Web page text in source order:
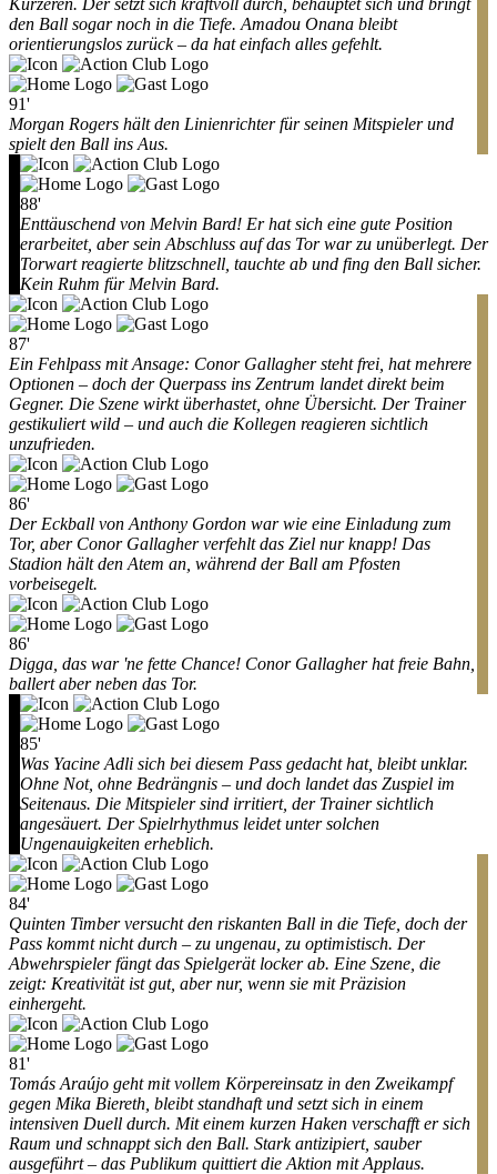
Kürzeren. Der setzt sich kraftvoll durch, behauptet sich und bringt
den Ball sogar noch in die Tiefe. Amadou Onana bleibt
orientierungslos zurück – da hat einfach alles gefehlt.
91'
Morgan Rogers hält den Linienrichter für seinen Mitspieler und
spielt den Ball ins Aus.
88'
Enttäuschend von Melvin Bard! Er hat sich eine gute Position
erarbeitet, aber sein Abschluss auf das Tor war zu unüberlegt. Der
Torwart reagierte blitzschnell, tauchte ab und fing den Ball sicher.
Kein Ruhm für Melvin Bard.
87'
Ein Fehlpass mit Ansage: Conor Gallagher steht frei, hat mehrere
Optionen – doch der Querpass ins Zentrum landet direkt beim
Gegner. Die Szene wirkt überhastet, ohne Übersicht. Der Trainer
gestikuliert wild – und auch die Kollegen reagieren sichtlich
unzufrieden.
86'
Der Eckball von Anthony Gordon war wie eine Einladung zum
Tor, aber Conor Gallagher verfehlt das Ziel nur knapp! Das
Stadion hält den Atem an, während der Ball am Pfosten
vorbeisegelt.
86'
Digga, das war 'ne fette Chance! Conor Gallagher hat freie Bahn,
ballert aber neben das Tor.
85'
Was Yacine Adli sich bei diesem Pass gedacht hat, bleibt unklar.
Ohne Not, ohne Bedrängnis – und doch landet das Zuspiel im
Seitenaus. Die Mitspieler sind irritiert, der Trainer sichtlich
angesäuert. Der Spielrhythmus leidet unter solchen
Ungenauigkeiten erheblich.
84'
Quinten Timber versucht den riskanten Ball in die Tiefe, doch der
Pass kommt nicht durch – zu ungenau, zu optimistisch. Der
Abwehrspieler fängt das Spielgerät locker ab. Eine Szene, die
zeigt: Kreativität ist gut, aber nur, wenn sie mit Präzision
einhergeht.
81'
Tomás Araújo geht mit vollem Körpereinsatz in den Zweikampf
gegen Mika Biereth, bleibt standhaft und setzt sich in einem
intensiven Duell durch. Mit einem kurzen Haken verschafft er sich
Raum und schnappt sich den Ball. Stark antizipiert, sauber
ausgeführt – das Publikum quittiert die Aktion mit Applaus.